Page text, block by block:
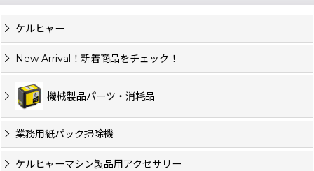
ケルヒャー
New Arrival！新着商品をチェック！
機械製品パーツ・消耗品
業務用紙パック掃除機
ケルヒャーマシン製品用アクセサリー